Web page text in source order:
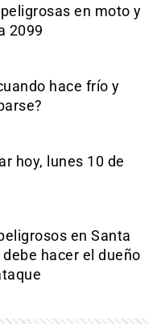
en moto y
2099
hace frío y
hoy, lunes 10 de
en Santa
debe hacer el dueño